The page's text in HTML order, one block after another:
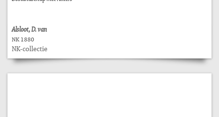
Alsloot, D. van
NK 1880
NK-collectie